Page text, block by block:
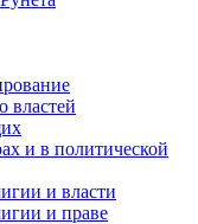
властей
и в политической
и власти
и праве